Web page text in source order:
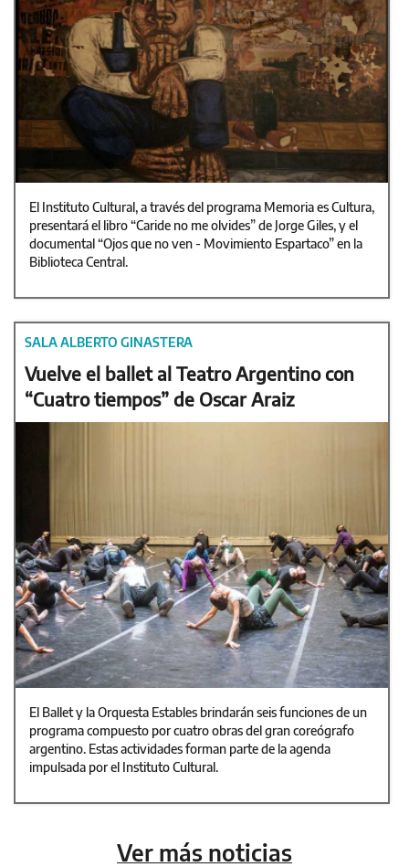
El Instituto Cultural, a través del programa Memoria es Cultura,
presentará el libro “Caride no me olvides” de Jorge Giles, y el
documental “Ojos que no ven - Movimiento Espartaco” en la
Biblioteca Central.
SALA ALBERTO GINASTERA
Vuelve el ballet al Teatro Argentino con
“Cuatro tiempos” de Oscar Araiz
El Ballet y la Orquesta Estables brindarán seis funciones de un
programa compuesto por cuatro obras del gran coreógrafo
argentino. Estas actividades forman parte de la agenda
impulsada por el Instituto Cultural.
Ver más noticias